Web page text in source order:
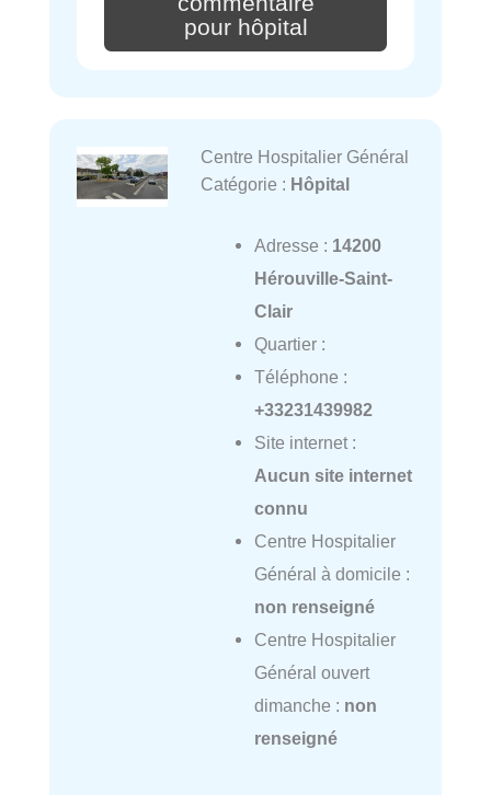
pour hôpital
Centre Hospitalier Général
Catégorie : Hôpital
Adresse : 14200
Hérouville-Saint-
Clair
Quartier :
Téléphone :
+33231439982
Site internet :
Aucun site internet
connu
Centre Hospitalier
Général à domicile :
non renseigné
Centre Hospitalier
Général ouvert
dimanche : non
renseigné